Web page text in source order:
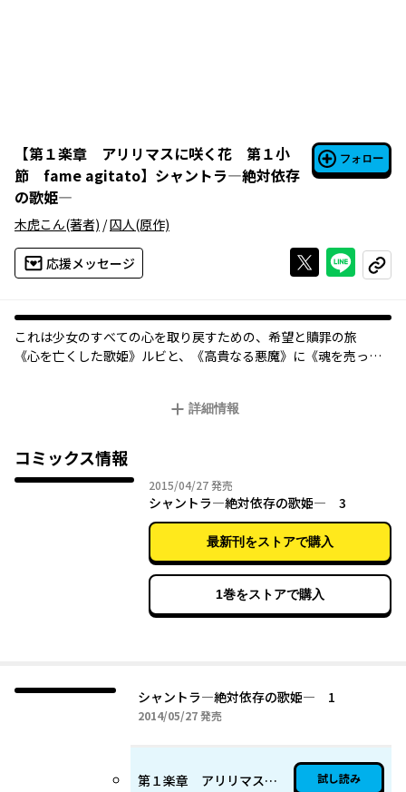
【第１楽章 アリリマスに咲く花 第１小
節 fame agitato】 シャントラ―絶対依存
の歌姫―
フォロー
木虎こん(著者) /囚人(原作)
応援メッセージ Xで投稿する
ライン
コピー
これは少女のすべての心を取り戻すための、希望と贖罪の旅――
《心を亡くした歌姫》ルビと、《高貴なる悪魔》に《魂を売った
詳細情報
コミックス情報
2015/04/272015年04月27日
発売
シャントラ―絶対依存の歌姫― 3
最新刊をストアで購入
1巻をストアで購入
シャントラ―絶対依存の歌姫― 1
2014/05/272014年05月27日
発売
第１楽章 アリリマスに咲く花 第１小節 fame agitato 試し読み